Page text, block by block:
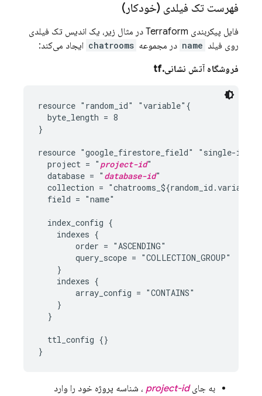
فهرست تک فیلدی (خودکار)
فایل پیکربندی Terraform در مثال زیر، یک اندیس تک فیلدی
روی فیلد name در مجموعه chatrooms ایجاد می‌کند:
فروشگاه آتش نشانی.tf
resource "random_id" "variable"{
  byte_length = 8
}
resource "google_firestore_field" "single-
  project = "
project-id"
  database = "
database-id"
collection =
  field = "name"
  index_config {
    indexes {
        order = "ASCENDING"
        query_scope = "COLLECTION_GROUP"
    }
    indexes {
        array_config = "CONTAINS"
    }
  }
  ttl_config {}
به جایproject-id ، شناسه پروژه خود را وارد